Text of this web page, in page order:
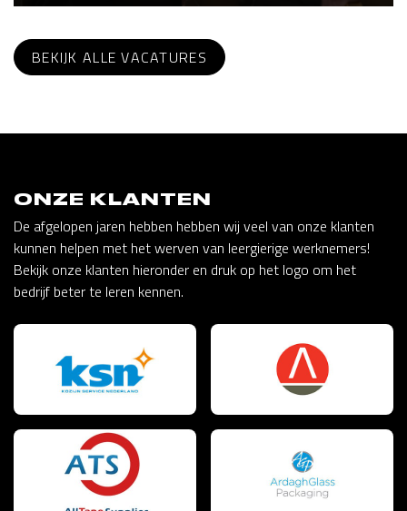
BEKIJK ALLE VACATURES
ONZE KLANTEN
De afgelopen jaren hebben hebben wij veel van onze klanten
kunnen helpen met het werven van leergierige werknemers!
Bekijk onze klanten hieronder en druk op het logo om het
bedrijf beter te leren kennen.